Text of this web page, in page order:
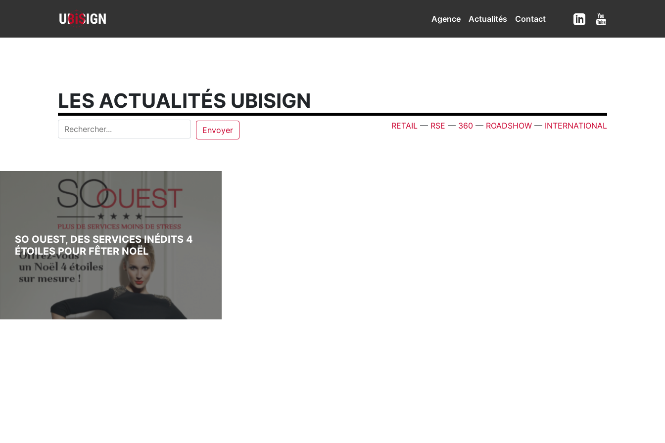
Agence Actualités Contact
LES ACTUALITÉS UBISIGN
RETAIL — RSE — 360 — ROADSHOW — INTERNATIONAL
SO OUEST, DES SERVICES INÉDITS 4
ÉTOILES POUR FÊTER NOËL